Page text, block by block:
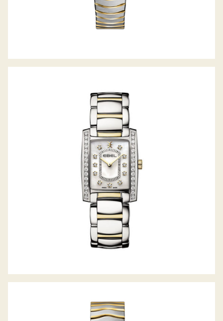
BRASILIA LADY